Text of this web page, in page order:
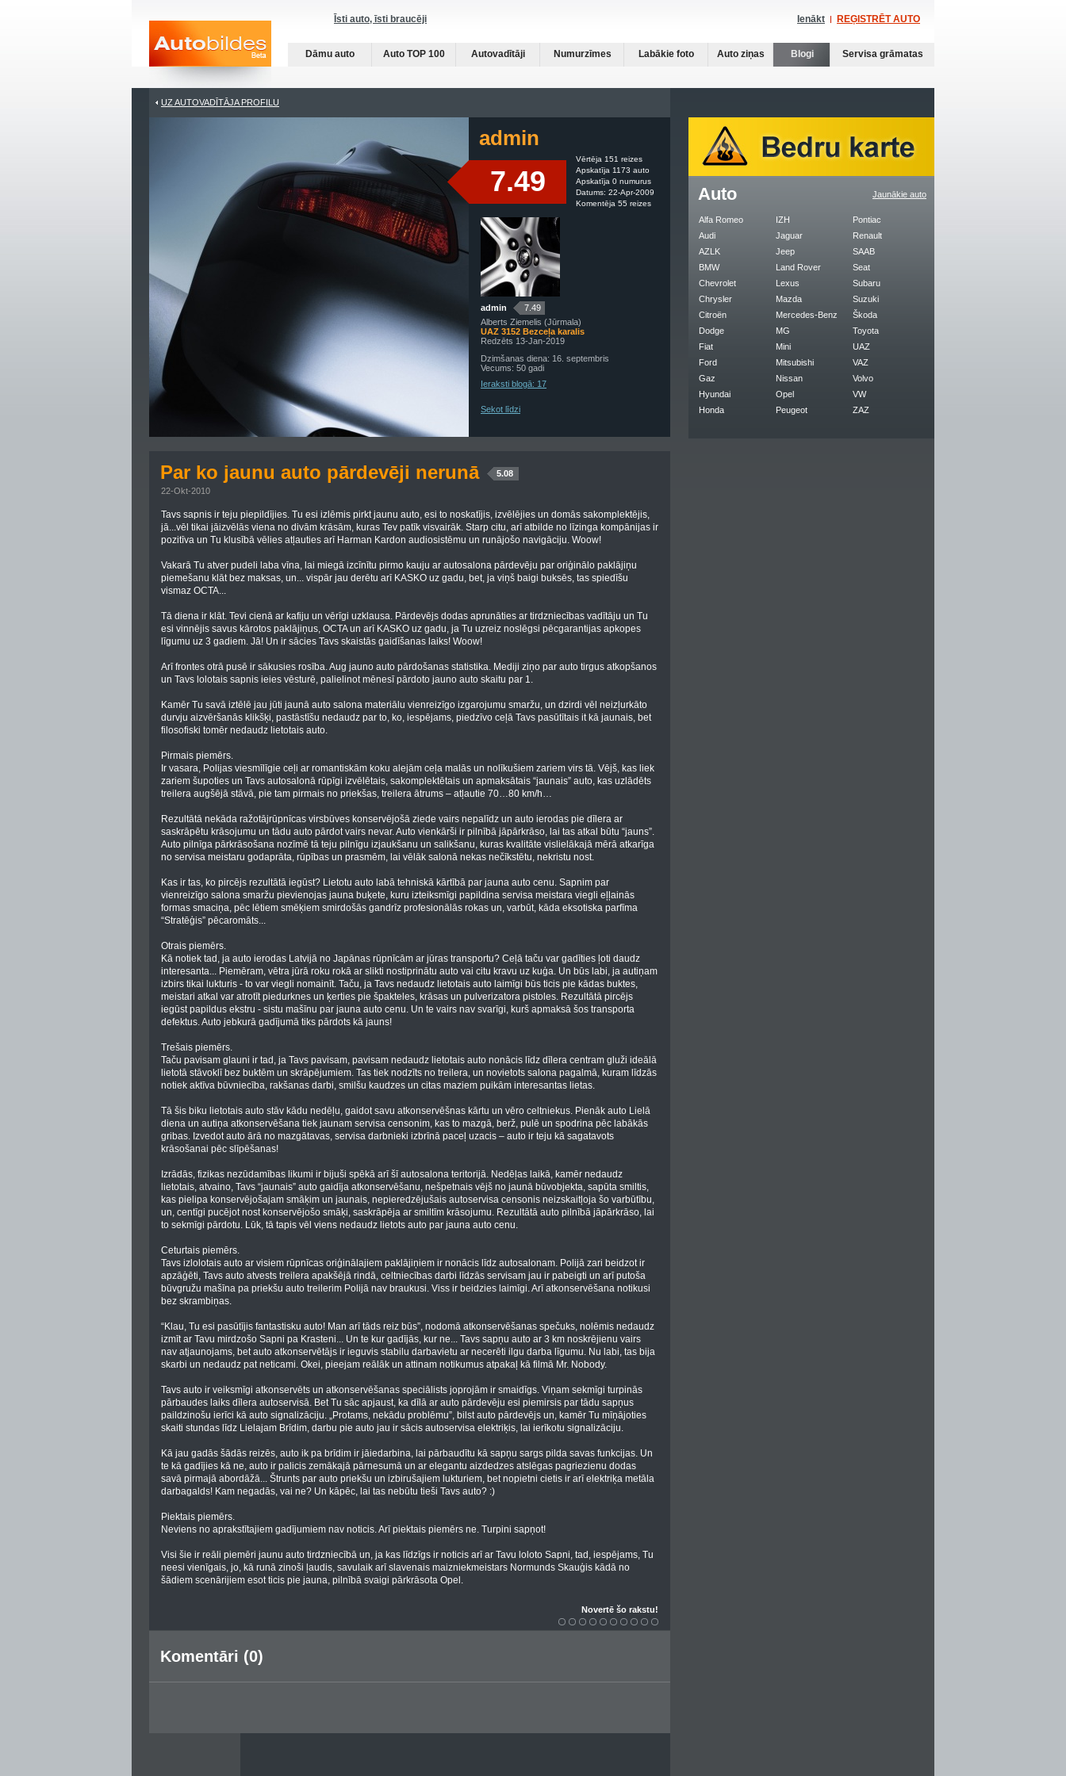
Īsti auto, īsti braucēji Ienākt REĢISTRĒT AUTO
Dāmu auto Auto TOP 100 Autovadītāji Numurzīmes Labākie foto Auto ziņas Blogi Servisa grāmatas
UZ AUTOVADĪTĀJA PROFILU
admin
7.49
Vērtēja 151 reizes
Apskatīja 1173 auto
Apskatīja 0 numurus
Datums: 22-Apr-2009
Komentēja 55 reizes
admin
7.49
Alberts Ziemelis (Jūrmala)
UAZ 3152 Bezceļa karalis
Redzēts 13-Jan-2019
Dzimšanas diena: 16. septembris
Vecums: 50 gadi
Ieraksti blogā: 17
Sekot līdzi
Par ko jaunu auto pārdevēji nerunā
5.08
22-Okt-2010
Tavs sapnis ir teju piepildījies. Tu esi izlēmis pirkt jaunu auto, esi to noskatījis, izvēlējies un domās sakomplektējis,
jā...vēl tikai jāizvēlās viena no divām krāsām, kuras Tev patīk visvairāk. Starp citu, arī atbilde no līzinga kompānijas ir
pozitīva un Tu klusībā vēlies atļauties arī Harman Kardon audiosistēmu un runājošo navigāciju. Woow!
Vakarā Tu atver pudeli laba vīna, lai miegā izcīnītu pirmo kauju ar autosalona pārdevēju par oriģinālo paklājiņu
piemešanu klāt bez maksas, un... vispār jau derētu arī KASKO uz gadu, bet, ja viņš baigi buksēs, tas spiedīšu
vismaz OCTA...
Tā diena ir klāt. Tevi cienā ar kafiju un vērīgi uzklausa. Pārdevējs dodas aprunāties ar tirdzniecības vadītāju un Tu
esi vinnējis savus kārotos paklājiņus, OCTA un arī KASKO uz gadu, ja Tu uzreiz noslēgsi pēcgarantijas apkopes
līgumu uz 3 gadiem. Jā! Un ir sācies Tavs skaistās gaidīšanas laiks! Woow!
Arī frontes otrā pusē ir sākusies rosība. Aug jauno auto pārdošanas statistika. Mediji ziņo par auto tirgus atkopšanos
un Tavs lolotais sapnis ieies vēsturē, palielinot mēnesī pārdoto jauno auto skaitu par 1.
Kamēr Tu savā iztēlē jau jūti jaunā auto salona materiālu vienreizīgo izgarojumu smaržu, un dzirdi vēl neizļurkāto
durvju aizvēršanās klikšķi, pastāstīšu nedaudz par to, ko, iespējams, piedzīvo ceļā Tavs pasūtītais it kā jaunais, bet
filosofiski tomēr nedaudz lietotais auto.
Pirmais piemērs.
Ir vasara, Polijas viesmīlīgie ceļi ar romantiskām koku alejām ceļa malās un nolīkušiem zariem virs tā. Vējš, kas liek
zariem šupoties un Tavs autosalonā rūpīgi izvēlētais, sakomplektētais un apmaksātais “jaunais” auto, kas uzlādēts
treilera augšējā stāvā, pie tam pirmais no priekšas, treilera ātrums – atļautie 70…80 km/h…
Rezultātā nekāda ražotājrūpnīcas virsbūves konservējošā ziede vairs nepalīdz un auto ierodas pie dīlera ar
saskrāpētu krāsojumu un tādu auto pārdot vairs nevar. Auto vienkārši ir pilnībā jāpārkrāso, lai tas atkal būtu “jauns”.
Auto pilnīga pārkrāsošana nozīmē tā teju pilnīgu izjaukšanu un salikšanu, kuras kvalitāte vislielākajā mērā atkarīga
no servisa meistaru godaprāta, rūpības un prasmēm, lai vēlāk salonā nekas nečīkstētu, nekristu nost.
Kas ir tas, ko pircējs rezultātā iegūst? Lietotu auto labā tehniskā kārtībā par jauna auto cenu. Sapnim par
vienreizīgo salona smaržu pievienojas jauna buķete, kuru izteiksmīgi papildina servisa meistara viegli eļļainās
formas smaciņa, pēc lētiem smēķiem smirdošās gandrīz profesionālās rokas un, varbūt, kāda eksotiska parfīma
“Stratēģis” pēcaromāts...
Otrais piemērs.
Kā notiek tad, ja auto ierodas Latvijā no Japānas rūpnīcām ar jūras transportu? Ceļā taču var gadīties ļoti daudz
interesanta... Piemēram, vētra jūrā roku rokā ar slikti nostiprinātu auto vai citu kravu uz kuģa. Un būs labi, ja autiņam
izbirs tikai lukturis - to var viegli nomainīt. Taču, ja Tavs nedaudz lietotais auto laimīgi būs ticis pie kādas buktes,
meistari atkal var atrotīt piedurknes un ķerties pie špakteles, krāsas un pulverizatora pistoles. Rezultātā pircējs
iegūst papildus ekstru - sistu mašīnu par jauna auto cenu. Un te vairs nav svarīgi, kurš apmaksā šos transporta
defektus. Auto jebkurā gadījumā tiks pārdots kā jauns!
Trešais piemērs.
Taču pavisam glauni ir tad, ja Tavs pavisam, pavisam nedaudz lietotais auto nonācis līdz dīlera centram gluži ideālā
lietotā stāvoklī bez buktēm un skrāpējumiem. Tas tiek nodzīts no treilera, un novietots salona pagalmā, kuram līdzās
notiek aktīva būvniecība, rakšanas darbi, smilšu kaudzes un citas maziem puikām interesantas lietas.
Tā šis biku lietotais auto stāv kādu nedēļu, gaidot savu atkonservēšnas kārtu un vēro celtniekus. Pienāk auto Lielā
diena un autiņa atkonservēšana tiek jaunam servisa censonim, kas to mazgā, berž, pulē un spodrina pēc labākās
gribas. Izvedot auto ārā no mazgātavas, servisa darbnieki izbrīnā paceļ uzacis – auto ir teju kā sagatavots
krāsošanai pēc slīpēšanas!
Izrādās, fizikas nezūdamības likumi ir bijuši spēkā arī šī autosalona teritorijā. Nedēļas laikā, kamēr nedaudz
lietotais, atvaino, Tavs “jaunais” auto gaidīja atkonservēšanu, nešpetnais vējš no jaunā būvobjekta, sapūta smiltis,
kas pielipa konservējošajam smāķim un jaunais, nepieredzējušais autoservisa censonis neizskaitļoja šo varbūtību,
un, centīgi pucējot nost konservējošo smāķi, saskrāpēja ar smiltīm krāsojumu. Rezultātā auto pilnībā jāpārkrāso, lai
to sekmīgi pārdotu. Lūk, tā tapis vēl viens nedaudz lietots auto par jauna auto cenu.
Ceturtais piemērs.
Tavs izlolotais auto ar visiem rūpnīcas oriģinālajiem paklājiņiem ir nonācis līdz autosalonam. Polijā zari beidzot ir
apzāģēti, Tavs auto atvests treilera apakšējā rindā, celtniecības darbi līdzās servisam jau ir pabeigti un arī putoša
būvgružu mašīna pa priekšu auto treilerim Polijā nav braukusi. Viss ir beidzies laimīgi. Arī atkonservēšana notikusi
bez skrambiņas.
“Klau, Tu esi pasūtījis fantastisku auto! Man arī tāds reiz būs”, nodomā atkonservēšanas spečuks, nolēmis nedaudz
izmīt ar Tavu mirdzošo Sapni pa Krasteni... Un te kur gadījās, kur ne... Tavs sapņu auto ar 3 km noskrējienu vairs
nav atjaunojams, bet auto atkonservētājs ir ieguvis stabilu darbavietu ar necerēti ilgu darba līgumu. Nu labi, tas bija
skarbi un nedaudz pat neticami. Okei, pieejam reālāk un attinam notikumus atpakaļ kā filmā Mr. Nobody.
Tavs auto ir veiksmīgi atkonservēts un atkonservēšanas speciālists joprojām ir smaidīgs. Viņam sekmīgi turpinās
pārbaudes laiks dīlera autoservisā. Bet Tu sāc apjaust, ka dīlā ar auto pārdevēju esi piemirsis par tādu sapņus
paildzinošu ierīci kā auto signalizāciju. „Protams, nekādu problēmu”, bilst auto pārdevējs un, kamēr Tu mīņājoties
skaiti stundas līdz Lielajam Brīdim, darbu pie auto jau ir sācis autoservisa elektriķis, lai ierīkotu signalizāciju.
Kā jau gadās šādās reizēs, auto ik pa brīdim ir jāiedarbina, lai pārbaudītu kā sapņu sargs pilda savas funkcijas. Un
te kā gadījies kā ne, auto ir palicis zemākajā pārnesumā un ar elegantu aizdedzes atslēgas pagriezienu dodas
savā pirmajā abordāžā... Štrunts par auto priekšu un izbirušajiem lukturiem, bet nopietni cietis ir arī elektriķa metāla
darbagalds! Kam negadās, vai ne? Un kāpēc, lai tas nebūtu tieši Tavs auto? :)
Piektais piemērs.
Neviens no aprakstītajiem gadījumiem nav noticis. Arī piektais piemērs ne. Turpini sapņot!
Visi šie ir reāli piemēri jaunu auto tirdzniecībā un, ja kas līdzīgs ir noticis arī ar Tavu loloto Sapni, tad, iespējams, Tu
neesi vienīgais, jo, kā runā zinoši ļaudis, savulaik arī slavenais maizniekmeistars Normunds Skauģis kādā no
šādiem scenārijiem esot ticis pie jauna, pilnībā svaigi pārkrāsota Opel.
Novertē šo rakstu!
Komentāri (0)
Jaunākie auto
Auto
Alfa Romeo
Audi
AZLK
BMW
Chevrolet
Chrysler
Citroën
Dodge
Fiat
Ford
Gaz
Hyundai
Honda
IZH
Jaguar
Jeep
Land Rover
Lexus
Mazda
Mercedes-Benz
MG
Mini
Mitsubishi
Nissan
Opel
Peugeot
Pontiac
Renault
SAAB
Seat
Subaru
Suzuki
Škoda
Toyota
UAZ
VAZ
Volvo
VW
ZAZ